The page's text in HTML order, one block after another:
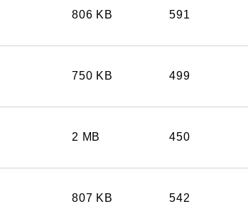
806 KB 591
750 KB 499
2 MB 450
807 KB 542